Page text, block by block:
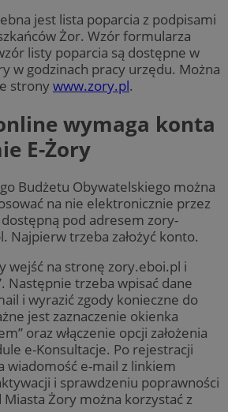
jest lista poparcia z podpisami
Żor. Wzór formularza
listy poparcia są dostępne w
w godzinach pracy urzędu. Można
stronywww.zory.pl.
wymaga konta
E-Żory
Budżetu Obywatelskiego można
na nie elektronicznie przez
pod adresem zory-
Najpierw trzeba założyć konto.
wejść na stronę zory.eboi.pl i
Następnie trzeba wpisać dane
i wyrazić zgody konieczne do
jest zaznaczenie okienka
oraz włączenie opcji założenia
e-Konsultacje. Po rejestracji
wiadomość e-mail z linkiem
i sprawdzeniu poprawności
Żory można korzystać z